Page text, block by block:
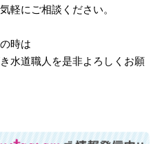
軽にご相談ください。
時は
水道職人を是非よろしくお願